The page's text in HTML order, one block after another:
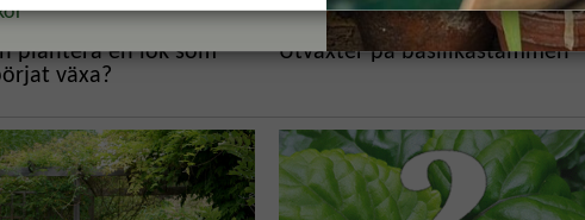
plantera en lök som
växa?
Utväxter på basilikastammen